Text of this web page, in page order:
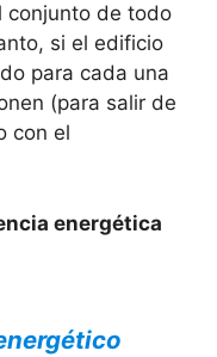
conjunto de todo
si el edificio
para cada una
(para salir de
con el
energética